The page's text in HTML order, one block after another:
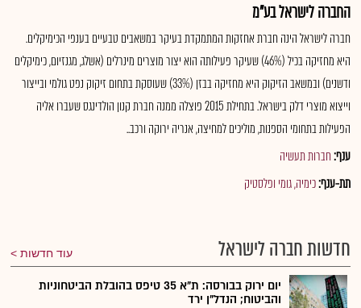
החברה לישראל בע"מ
חברה לישראל הינה חברת אחזקות המתמקדת בעיקר במשאבים טבעיים בענפי הכימיקלים.
היא מחזיקה בכיל (46%) שעיקר פעילותה הוא יצור מוצרים מינרלים (אשלג, מגנזיום, כימיקלים
ודשנים) ובמשאב הזיקוק היא מחזיקה בבזן (33%) שעוסקת בתחום זיקוק נפט גולמי ובייצור
וייצוא מוצרי דלק בישראל. בתחילת 2015 פוצלה ממנה חברת קנון הולדינגס שעברו אליה
הפעילות בתחומי הספנות, מוליכים למחיצה, אנריה ירוקה ורכב..
ענף:חברות תעשיה
תת-ענף:כימיה, גומי ופלסטיק
חדשות חברה לישראל עוד חדשות
יום ירוק בבורסה: ת"א 35 טיפס בהובלת הביטחוניות
והביטוח; הנדל"ן ירד